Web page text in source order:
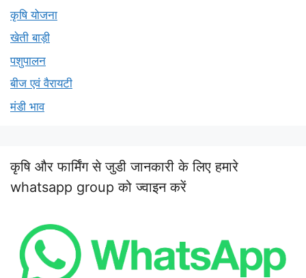
कृषि योजना
खेती बाड़ी
पशुपालन
बीज एवं वैरायटी
मंडी भाव
कृषि और फार्मिंग से जुडी जानकारी के लिए हमारे
whatsapp group को ज्वाइन करें